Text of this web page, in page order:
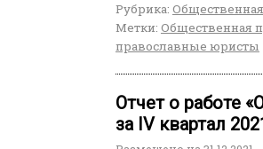
Рубрика:
Метки: Общественная
православные юристы
Отчет о работе
за IV квартал